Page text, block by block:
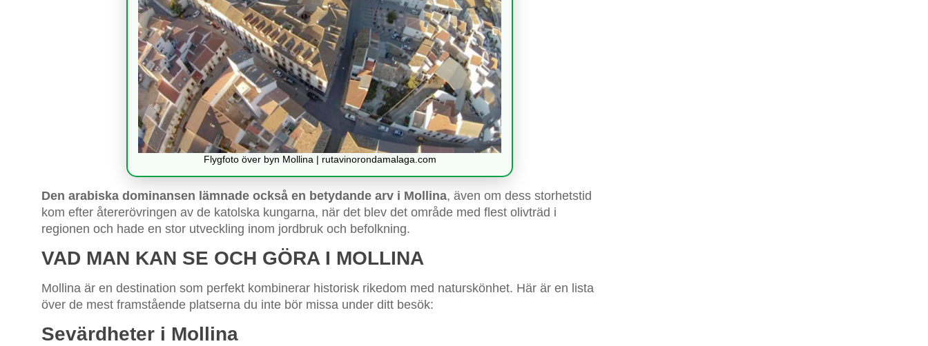
Flygfoto över byn Mollina | rutavinorondamalaga.com
Den arabiska dominansen lämnade också en betydande arv i Mollina, även om dess storhetstid
kom efter återerövringen av de katolska kungarna, när det blev det område med flest olivträd i
regionen och hade en stor utveckling inom jordbruk och befolkning.
VAD MAN KAN SE OCH GÖRA I MOLLINA
Mollina är en destination som perfekt kombinerar historisk rikedom med naturskönhet. Här är en lista
över de mest framstående platserna du inte bör missa under ditt besök:
Sevärdheter i Mollina